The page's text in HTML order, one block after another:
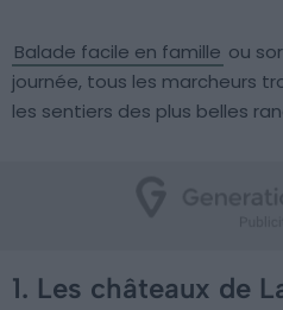
Balade facile en famille ou
journée, tous les marcheurs
les sentiers des plus belles
1. Les châteaux de